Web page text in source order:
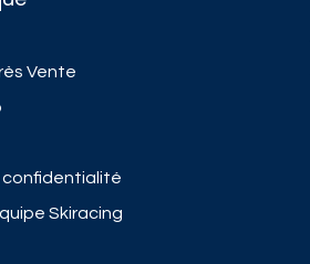
Vente
confidentialité
Skiracing